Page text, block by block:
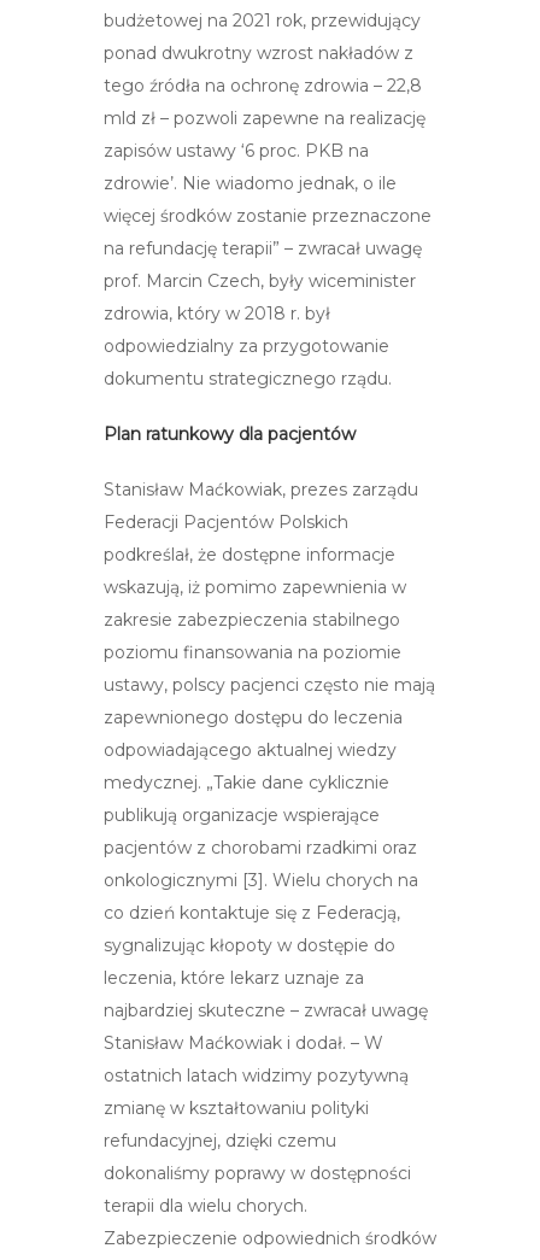
budżetowej na 2021 rok, przewidujący
ponad dwukrotny wzrost nakładów z
tego źródła na ochronę zdrowia – 22,8
mld zł – pozwoli zapewne na realizację
zapisów ustawy ‘6 proc. PKB na
zdrowie’. Nie wiadomo jednak, o ile
więcej środków zostanie przeznaczone
na refundację terapii” – zwracał uwagę
prof. Marcin Czech, były wiceminister
zdrowia, który w 2018 r. był
odpowiedzialny za przygotowanie
dokumentu strategicznego rządu.
Plan ratunkowy dla pacjentów
Stanisław Maćkowiak, prezes zarządu
Federacji Pacjentów Polskich
podkreślał, że dostępne informacje
wskazują, iż pomimo zapewnienia w
zakresie zabezpieczenia stabilnego
poziomu finansowania na poziomie
ustawy, polscy pacjenci często nie mają
zapewnionego dostępu do leczenia
odpowiadającego aktualnej wiedzy
medycznej. „Takie dane cyklicznie
publikują organizacje wspierające
pacjentów z chorobami rzadkimi oraz
onkologicznymi [3]. Wielu chorych na
co dzień kontaktuje się z Federacją,
sygnalizując kłopoty w dostępie do
leczenia, które lekarz uznaje za
najbardziej skuteczne – zwracał uwagę
Stanisław Maćkowiak i dodał. – W
ostatnich latach widzimy pozytywną
zmianę w kształtowaniu polityki
refundacyjnej, dzięki czemu
dokonaliśmy poprawy w dostępności
terapii dla wielu chorych.
Zabezpieczenie odpowiednich środków